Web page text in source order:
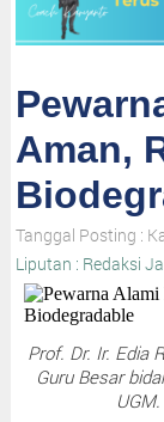
Aman,
Tanggal Posting :
Liputan : Redaksi
Prof. Dr. Ir. Edia
Guru Besar